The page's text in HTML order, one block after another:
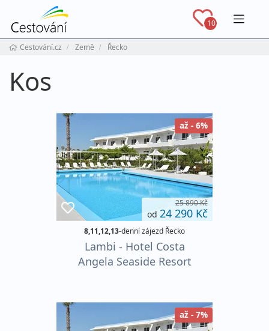
10
Cestování.cz Země Řecko
Kos
až - 6%
25 890 Kč
od 24 290 Kč
8,11,12,13-denní zájezd Řecko
Lambi - Hotel Costa
Angela Seaside Resort
až - 7%